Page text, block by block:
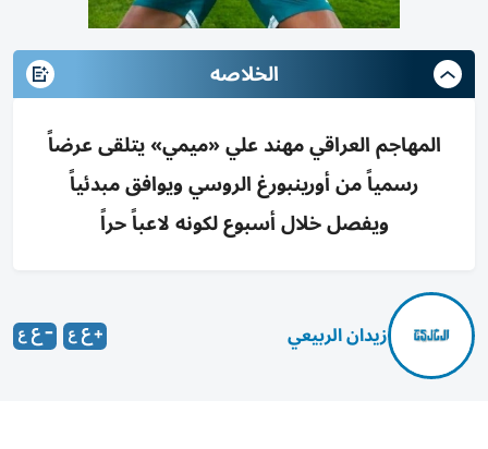
الخلاصه
المهاجم العراقي مهند علي «ميمي» يتلقى عرضاً
رسمياً من أورينبورغ الروسي ويوافق مبدئياً
ويفصل خلال أسبوع لكونه لاعباً حراً
زيدان الربيعي